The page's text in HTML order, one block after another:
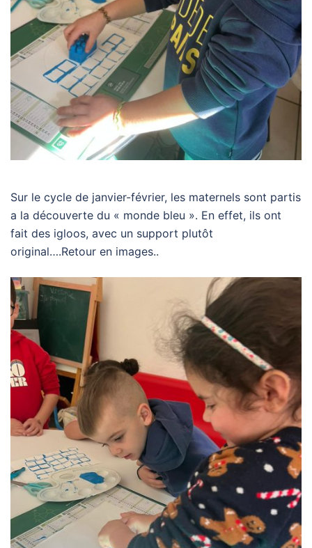
Sur le cycle de janvier-février, les maternels sont partis
a la découverte du « monde bleu ». En effet, ils ont
fait des igloos, avec un support plutôt
original….Retour en images..